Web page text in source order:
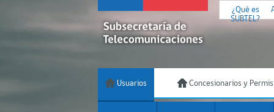
¿Qué es
SUBTEL?
Usuarios Concesionarios y